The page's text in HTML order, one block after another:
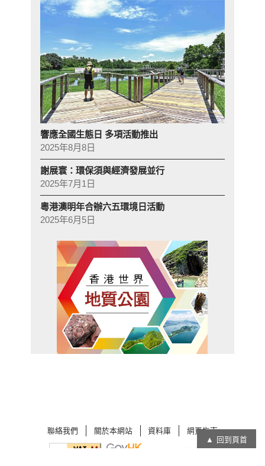
響應全國生態日 多項活動推出
2025年8月8日
謝展寰：環保須與經濟發展並行
2025年7月1日
粵港澳明年合辦六五環境日活動
2025年6月5日
聯絡我們 關於本網站 資料庫 網頁指南
回到頁首